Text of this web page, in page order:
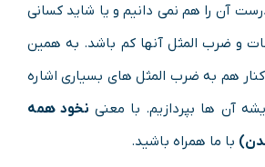
آن را هم نمی دانیم و یا شاید کسانی
و ضرب المثل آنها کم باشد. به همین
هم به ضرب المثل های بسیاری اشاره
آن ها بپردازیم. با معنی نخود همه
با ما همراه باشید.